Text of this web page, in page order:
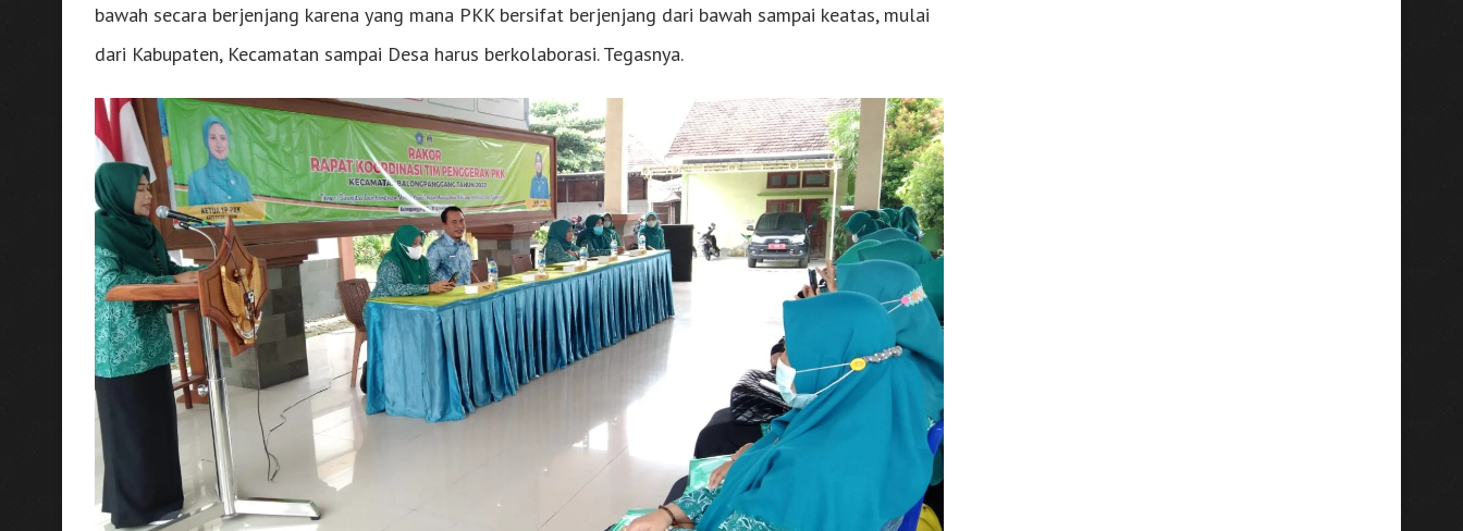
bawah secara berjenjang karena yang mana PKK bersifat berjenjang dari bawah sampai keatas, mulai
dari Kabupaten, Kecamatan sampai Desa harus berkolaborasi. Tegasnya.